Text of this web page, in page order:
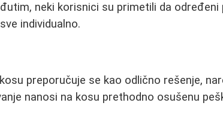
neki korisnici su primetili da određeni
individualno.
preporučuje se kao odlično rešenje,
nanosi na kosu prethodno osušenu